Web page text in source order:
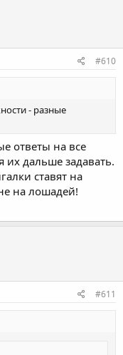
#610
- разные
ответы на все
их дальше задавать.
ставят на
на лошадей!
#611